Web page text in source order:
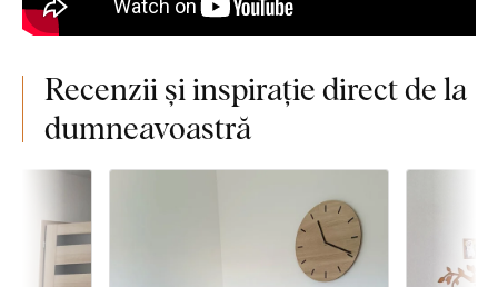
Recenzii și inspirație direct de la
dumneavoastră